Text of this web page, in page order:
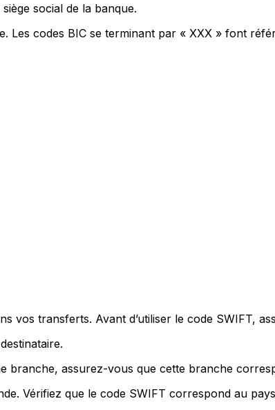
social de la banque.
Les codes BIC se terminant par « XXX » font
vos transferts. Avant d’utiliser le code SWIFT,
branche, assurez-vous que cette branche
Vérifiez que le code SWIFT correspond au